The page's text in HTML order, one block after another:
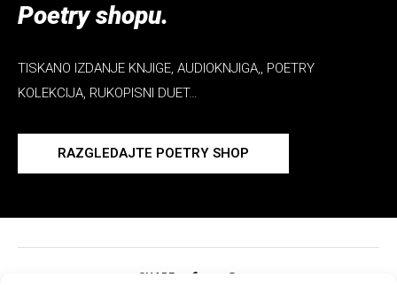
Poetry shopu.
TISKANO IZDANJE KNJIGE, AUDIOKNJIGA,, POETRY
KOLEKCIJA, RUKOPISNI DUET…
RAZGLEDAJTE POETRY SHOP
SHARE